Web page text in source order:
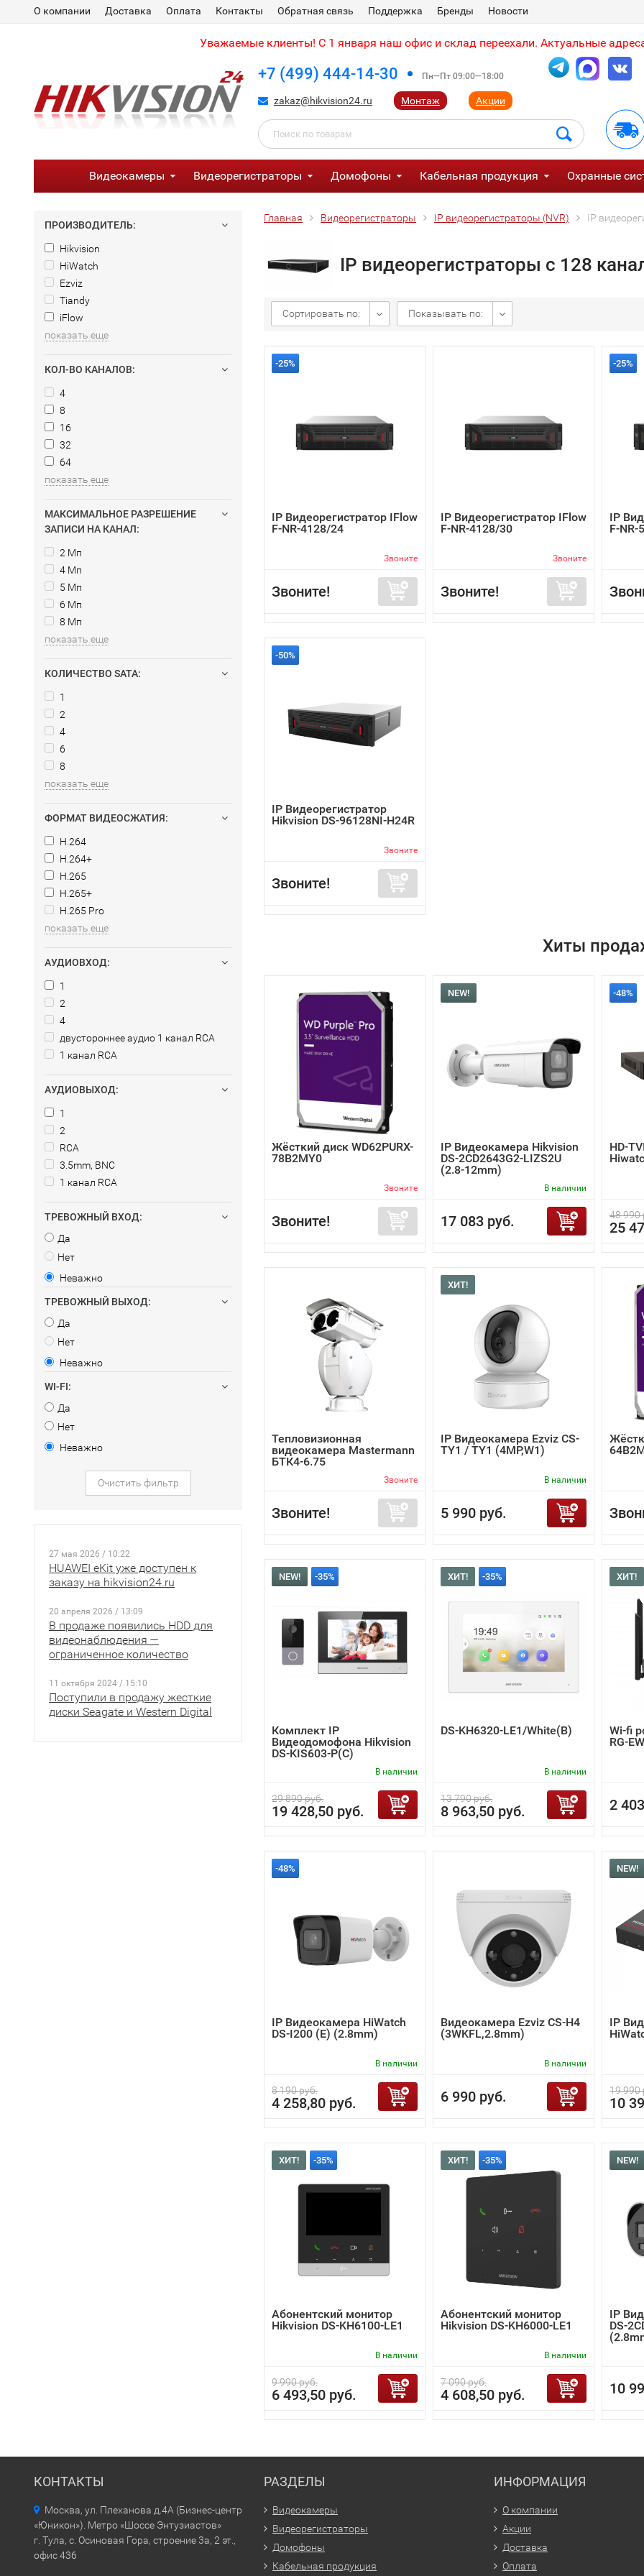
О компании Доставка Оплата Контакты Обратная связь Поддержка Бренды Новости
Уважаемые клиенты! С 1 января наш офис и склад переехали. Актуальные
+7 (499) 444-14-30 Пн—Пт 09:00—18:00
zakaz@hikvision24.ru Монтаж Акции
Видеокамеры Видеорегистраторы Домофоны Кабельная продукция Охранные
ПРОИЗВОДИТЕЛЬ:
Hikvision
HiWatch
Ezviz
Tiandy
iFlow
показать еще
КОЛ-ВО КАНАЛОВ:
4
8
16
32
64
показать еще
МАКСИМАЛЬНОЕ РАЗРЕШЕНИЕ
ЗАПИСИ НА КАНАЛ:
2 Мп
4 Мп
5 Мп
6 Мп
8 Мп
показать еще
КОЛИЧЕСТВО SATA:
1
2
4
6
8
показать еще
ФОРМАТ ВИДЕОСЖАТИЯ:
H.264
H.264+
H.265
H.265+
H.265 Pro
показать еще
АУДИОВХОД:
1
2
4
двустороннее аудио 1 канал RCA
1 канал RCA
АУДИОВЫХОД:
1
2
RCA
3.5mm, BNC
1 канал RCA
ТРЕВОЖНЫЙ ВХОД:
Да
Нет
Неважно
ТРЕВОЖНЫЙ ВЫХОД:
Да
Нет
Неважно
WI-FI:
Да
Нет
Неважно
Очистить фильтр
27 мая 2026 / 10:22
HUAWEI eKit уже доступен к
заказу на hikvision24.ru
20 апреля 2026 / 13:09
В продаже появились HDD для
видеонаблюдения —
ограниченное количество
11 октября 2024 / 15:10
Поступили в продажу жесткие
диски Seagate и Western Digital
Главная Видеорегистраторы IP видеорегистраторы (NVR) IP
IP видеорегистраторы с 128
Сортировать по: Показывать по:
-25%
IP Видеорегистратор IFlow
F-NR-4128/24
Звоните
Звоните!
IP Видеорегистратор IFlow
F-NR-4128/30
Звоните
Звоните!
-25%
IP
F-NR-
-50%
IP Видеорегистратор
Hikvision DS-96128NI-H24R
Звоните
Звоните!
Хиты
Жёсткий диск WD62PURX-
78B2MY0
Звоните
Звоните!
NEW!
IP Видеокамера Hikvision
DS-2CD2643G2-LIZS2U
(2.8-12mm)
В наличии
17 083 руб.
-48%
HD-
48 990
25
Тепловизионная
видеокамера Mastermann
БТК4-6.75
Звоните
Звоните!
ХИТ!
IP Видеокамера Ezviz CS-
TY1 / TY1 (4MP,W1)
В наличии
5 990 руб.
NEW! -35%
Комплект IP
Видеодомофона Hikvision
DS-KIS603-P(C)
В наличии
29 890 руб.
19 428,50 руб.
ХИТ! -35%
DS-KH6320-LE1/White(B)
В наличии
13 790 руб.
8 963,50 руб.
ХИТ!
Wi-fi
RG-
2
-48%
IP Видеокамера HiWatch
DS-I200 (E) (2.8mm)
В наличии
8 190 руб.
4 258,80 руб.
Видеокамера Ezviz CS-H4
(3WKFL,2.8mm)
В наличии
6 990 руб.
NEW!
IP
19 990
10
ХИТ! -35%
Абонентский монитор
Hikvision DS-KH6100-LE1
В наличии
9 990 руб.
6 493,50 руб.
ХИТ! -35%
Абонентский монитор
Hikvision DS-KH6000-LE1
В наличии
7 090 руб.
4 608,50 руб.
NEW!
IP
DS-
10
КОНТАКТЫ
Москва, ул. Плеханова д.4А (Бизнес-центр
«Юникон»). Метро «Шоссе Энтузиастов»
г. Тула, с. Осиновая Гора, строение 3а, 2 эт.,
офис 436
РАЗДЕЛЫ
Видеокамеры
Видеорегистраторы
Домофоны
Кабельная продукция
ИНФОРМАЦИЯ
О компании
Акции
Доставка
Оплата